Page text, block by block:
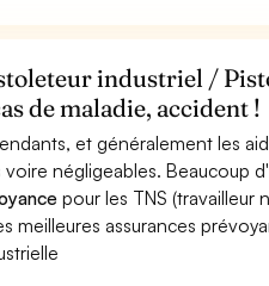
industriel /
de maladie, accident !
et généralement les
négligeables. Beaucoup
pour les TNS (travailleur
meilleures assurances